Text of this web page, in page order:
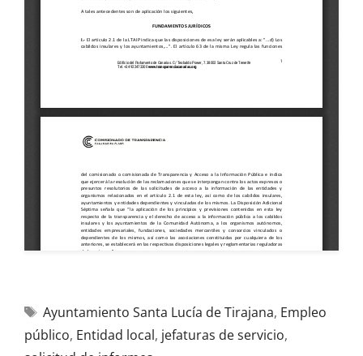
Ayuntamiento Santa Lucía de Tirajana, Empleo
público, Entidad local, jefaturas de servicio,